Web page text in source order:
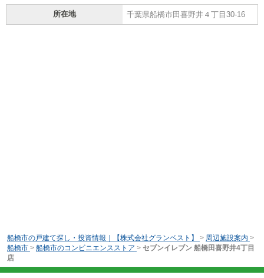
所在地 千葉県船橋市田喜野井４丁目30-16
船橋市の戸建て探し・投資情報｜【株式会社グランベスト】 > 周辺施設案内 >
船橋市 > 船橋市のコンビニエンスストア > セブンイレブン 船橋田喜野井4丁目
店